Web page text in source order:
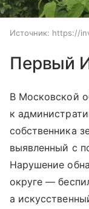
Источник: https://
Первый
В Московской
к
собственника
выявленный с
Нарушение
округе —
а